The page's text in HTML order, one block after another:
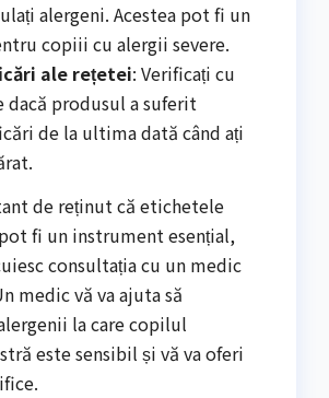
alergeni. Acestea pot fi un
copiii cu alergii severe.
ale rețetei: Verificați cu
dacă produsul a suferit
de la ultima dată când ați
de reținut că etichetele
fi un instrument esențial,
consultația cu un medic
medic vă va ajuta să
la care copilul
este sensibil și vă va oferi